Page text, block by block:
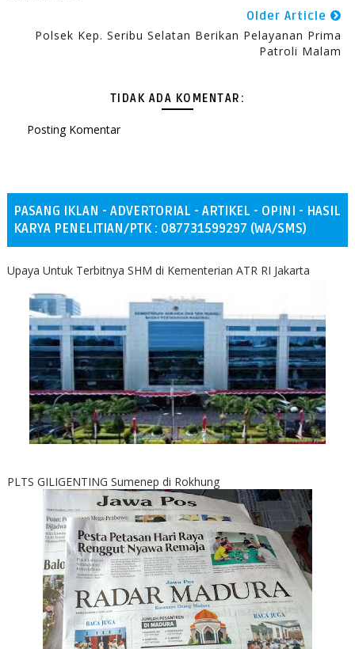
Older Article
Polsek Kep. Seribu Selatan Berikan Pelayanan Prima
Patroli Malam
TIDAK ADA KOMENTAR:
Posting Komentar
PASANG IKLAN - ADVERTORIAL - ARTIKEL - OPINI - HASIL
KARYA PENELITIAN/PTK : 087731599297 (WA/SMS)
Upaya Untuk Terbitnya SHM di Kementerian ATR RI Jakarta
PLTS GILIGENTING Sumenep di Rokhung